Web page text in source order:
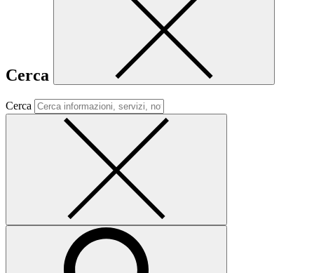
Cerca
Cerca